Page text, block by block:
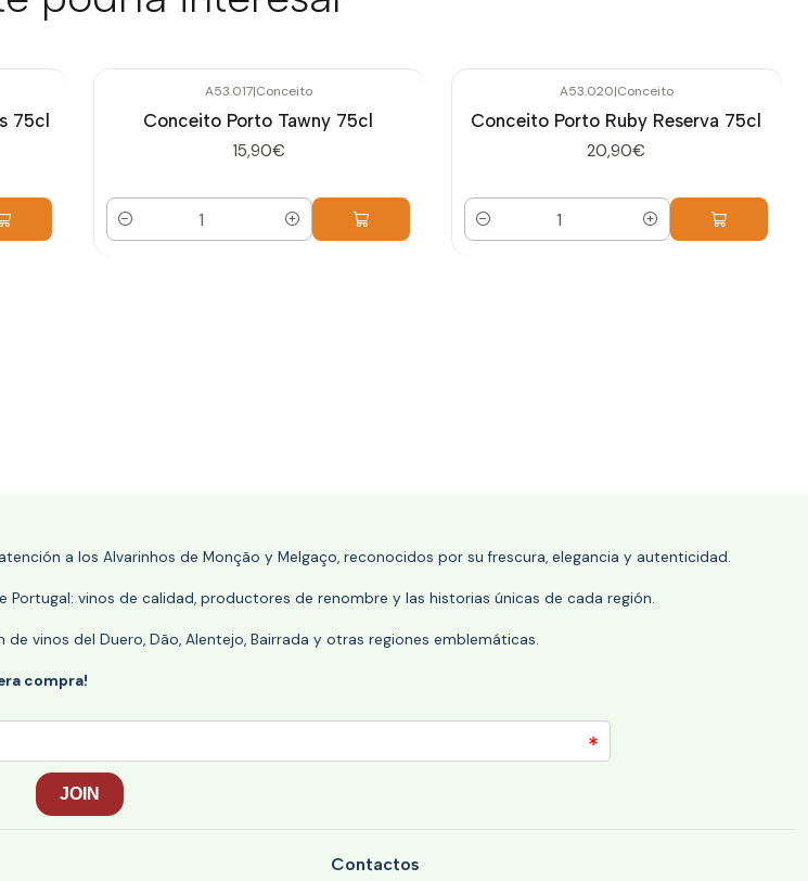
75cl
A53.017|Conceito
Conceito Porto Tawny 75cl
15,90€
Cantidad
A53.020|Conceito
Conceito Porto Ruby Reserva 75cl
20,90€
Cantidad
a los Alvarinhos de Monção y Melgaço, reconocidos por su frescura, elegancia y autenticidad.
vinos de calidad, productores de renombre y las historias únicas de cada región.
vinos del Duero, Dão, Alentejo, Bairrada y otras regiones emblemáticas.
compra!
Contactos